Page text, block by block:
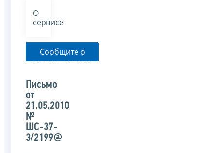
О
сервисе
Сообщите о
неприменении
органом
письма
Письмо
от
21.05.2010
№
ШС-37-
3/2199@